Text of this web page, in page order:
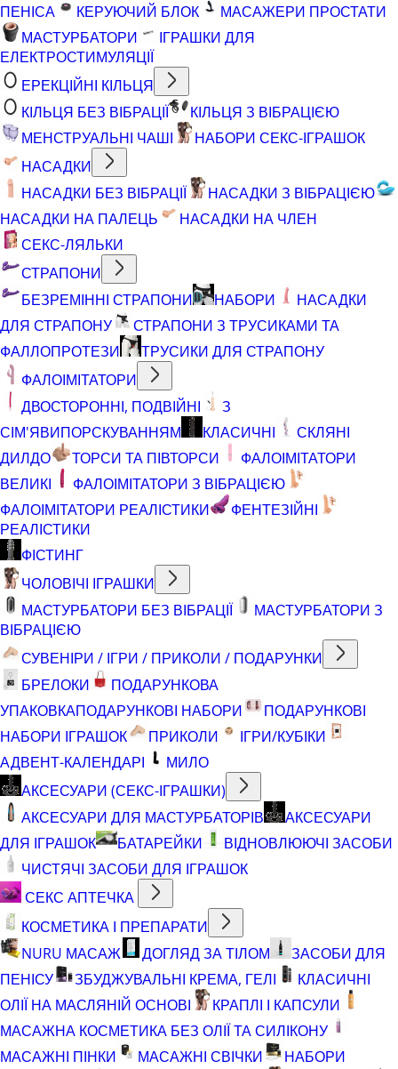
ПЕНІСА
КЕРУЮЧИЙ БЛОК
МАСАЖЕРИ ПРОСТАТИ
МАСТУРБАТОРИ
ІГРАШКИ ДЛЯ
ЕЛЕКТРОСТИМУЛЯЦІЇ
ЕРЕКЦІЙНІ КІЛЬЦЯ
КІЛЬЦЯ БЕЗ ВІБРАЦІЇ
КІЛЬЦЯ З ВІБРАЦІЄЮ
МЕНСТРУАЛЬНІ ЧАШІ
НАБОРИ СЕКС-ІГРАШОК
НАСАДКИ
НАСАДКИ БЕЗ ВІБРАЦІЇ
НАСАДКИ З ВІБРАЦІЄЮ
НАСАДКИ НА ПАЛЕЦЬ
НАСАДКИ НА ЧЛЕН
СЕКС-ЛЯЛЬКИ
СТРАПОНИ
БЕЗРЕМІННІ СТРАПОНИ
НАБОРИ
НАСАДКИ
ДЛЯ СТРАПОНУ
СТРАПОНИ З ТРУСИКАМИ ТА
ФАЛЛОПРОТЕЗИ
ТРУСИКИ ДЛЯ СТРАПОНУ
ФАЛОІМІТАТОРИ
ДВОСТОРОННІ, ПОДВІЙНІ
З
СІМ'ЯВИПОРСКУВАННЯМ
КЛАСИЧНІ
СКЛЯНІ
ДИЛДО
ТОРСИ ТА ПІВТОРСИ
ФАЛОІМІТАТОРИ
ВЕЛИКІ
ФАЛОІМІТАТОРИ З ВІБРАЦІЄЮ
ФАЛОІМІТАТОРИ РЕАЛІСТИКИ
ФЕНТЕЗІЙНІ
РЕАЛІСТИКИ
ФІСТИНГ
ЧОЛОВІЧІ ІГРАШКИ
МАСТУРБАТОРИ БЕЗ ВІБРАЦІЇ
МАСТУРБАТОРИ З
ВІБРАЦІЄЮ
СУВЕНІРИ / ІГРИ / ПРИКОЛИ / ПОДАРУНКИ
БРЕЛОКИ
ПОДАРУНКОВА
УПАКОВКАПОДАРУНКОВІ НАБОРИ
ПОДАРУНКОВІ
НАБОРИ ІГРАШОК
ПРИКОЛИ
ІГРИ/КУБІКИ
АДВЕНТ-КАЛЕНДАРІ
МИЛО
АКСЕСУАРИ (СЕКС-ІГРАШКИ)
АКСЕСУАРИ ДЛЯ МАСТУРБАТОРІВ
АКСЕСУАРИ
ДЛЯ ІГРАШОК
БАТАРЕЙКИ
ВІДНОВЛЮЮЧІ ЗАСОБИ
ЧИСТЯЧІ ЗАСОБИ ДЛЯ ІГРАШОК
СЕКС АПТЕЧКА
КОСМЕТИКА І ПРЕПАРАТИ
NURU МАСАЖ
ДОГЛЯД ЗА ТІЛОМ
ЗАСОБИ ДЛЯ
ПЕНІСУ
ЗБУДЖУВАЛЬНІ КРЕМА, ГЕЛІ
КЛАСИЧНІ
ОЛІЇ НА МАСЛЯНІЙ ОСНОВІ
КРАПЛІ І КАПСУЛИ
МАСАЖНА КОСМЕТИКА БЕЗ ОЛІЇ ТА СИЛІКОНУ
МАСАЖНІ ПІНКИ
МАСАЖНІ СВІЧКИ
НАБОРИ